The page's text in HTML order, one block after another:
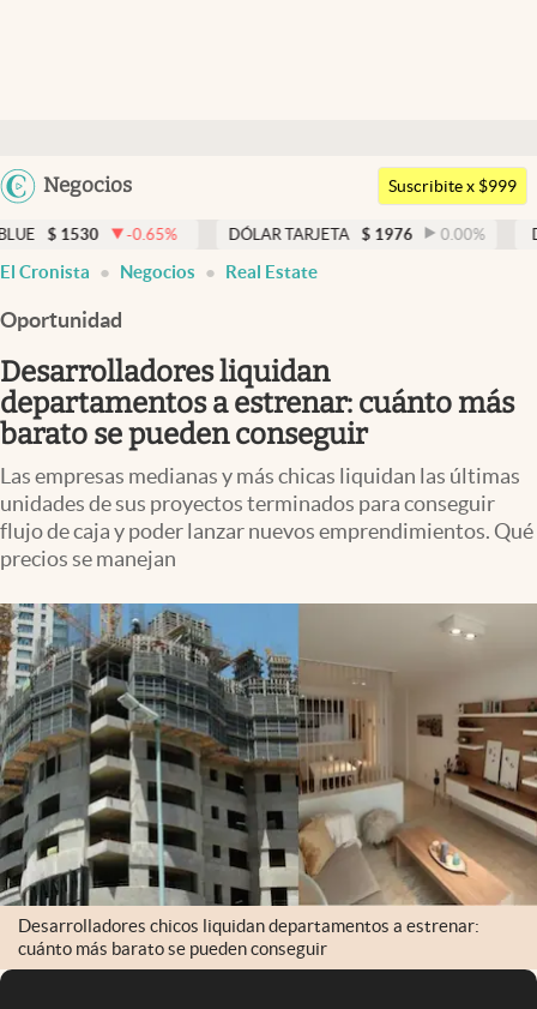
Argentina
Negocios
Members
Economía y Política
Finanzas y Mercados
Mercados Online
Negocios
Columnistas
Apertura
Infotechnology
Clima
Mundial 2026
Eventos Corporativos
El Cronista Studio
Mediakit
abre en nueva pestaña
Argentina
Suscribite x $999
-0.65% DÓLAR TARJETA $ 1976 0.00 % DÓLAR MEP
El Cronista Negocios Real Estate
Oportunidad
Desarrolladores liquidan
departamentos a estrenar: cuánto más
barato se pueden conseguir
Las empresas medianas y más chicas liquidan las últimas
unidades de sus proyectos terminados para conseguir
flujo de caja y poder lanzar nuevos emprendimientos. Qué
precios se manejan
Desarrolladores chicos liquidan departamentos a estrenar:
cuánto más barato se pueden conseguir